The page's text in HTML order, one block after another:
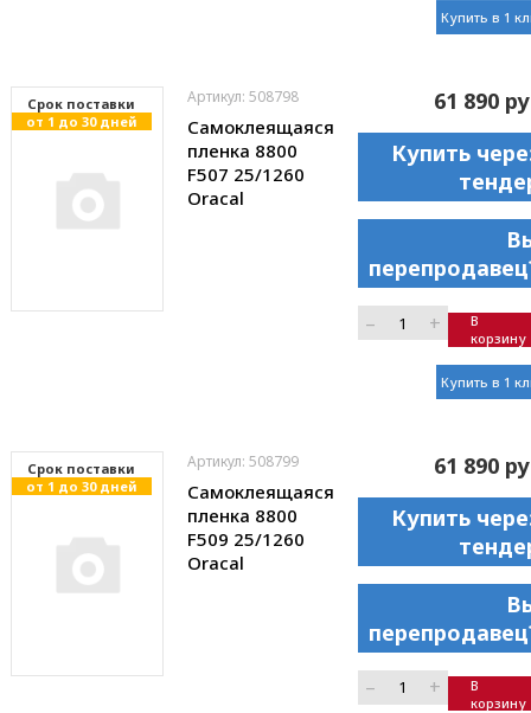
Купить в 1
Cрок поставки
от 1 до 30 дней
Артикул: 508798
Самоклеящаяся
пленка 8800
F507 25/1260
Oracal
61 890
Купить
– +
В
корзину
Купить в 1
Cрок поставки
от 1 до 30 дней
Артикул: 508799
Самоклеящаяся
пленка 8800
F509 25/1260
Oracal
61 890
Купить
– +
В
корзину